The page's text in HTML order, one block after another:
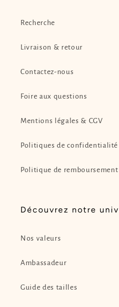
Recherche
Livraison & retour
Contactez-nous
Foire aux questions
Mentions légales & CGV
Politiques de confidentialité
Politique de remboursement
Découvrez notre
Nos valeurs
Ambassadeur
Guide des tailles